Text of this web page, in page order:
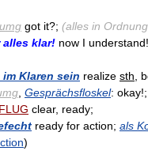
umg got it?; (alles in
alles klar! now I
Klaren sein realize sth ,
Gesprächsfloskel: okay!;
FLUG clear, ready;
ready for action; als
)